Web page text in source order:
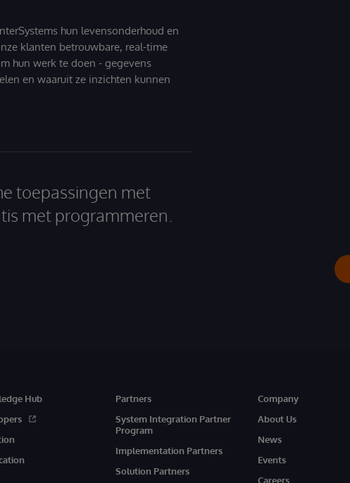
hun levensonderhoud en
klanten betrouwbare, real-time
hun werk te doen - gegevens
en waaruit ze inzichten kunnen
toepassingen met
met programmeren.
Hub
Partners
System Integration Partner
Program
Implementation Partners
Solution Partners
Company
About Us
News
Events
Careers